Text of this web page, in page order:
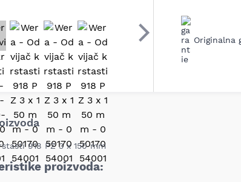
Sledeći Originalna
918 PZ 3 x 150 mm
proizvoda: